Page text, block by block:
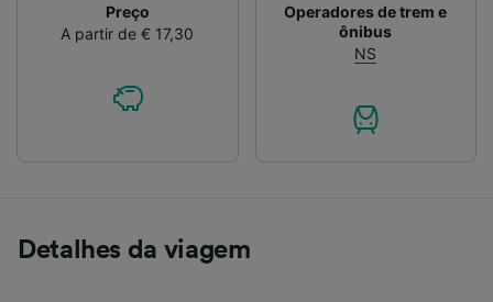
Preço
A partir de € 17,30
Operadores de trem e
ônibus
NS
Detalhes da viagem